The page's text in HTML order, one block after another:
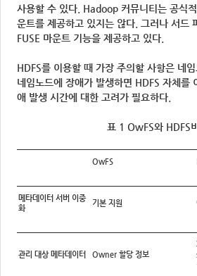
사용할 수 있다. Hadoop 커뮤니티는 공식
운트를 제공하고 있지는 않다. 그러나 서드
FUSE 마운트 기능을 제공하고 있다.
HDFS를 이용할 때 가장 주의할 사항은 네
네임노드에 장애가 발생하면 HDFS 자체를
애 발생 시간에 대한 고려가 필요하다.
표 1 OwFS와 HDFS
OwFS
메타데이터 서버 이중
화
기본 지원
관리 대상 메타데이터 Owner 할당 정보